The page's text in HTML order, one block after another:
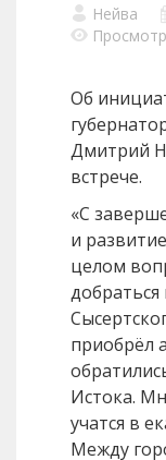
Нейва
Об
Дмитрий
встрече.
«С
и
целом
добраться
приобрёл
Истока.
учатся в
Между